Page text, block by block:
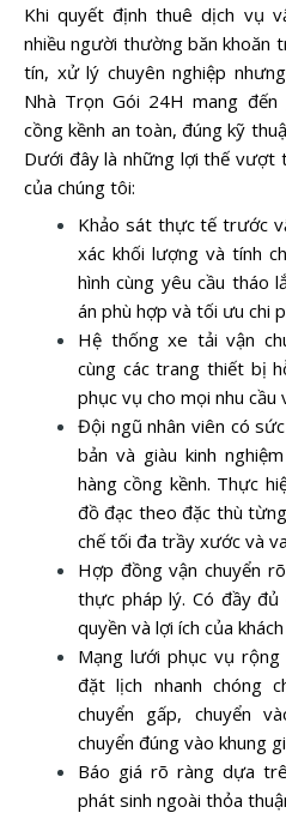
Khi quyết định thuê dịch vụ
nhiều người thường băn khoăn
tín, xử lý chuyên nghiệp
Nhà Trọn Gói 24H mang đến
cồng kềnh an toàn, đúng kỹ
Dưới đây là những lợi thế vượt
của chúng tôi:
Khảo sát thực tế trước
xác khối lượng và tính
hình cùng yêu cầu tháo
án phù hợp và tối ưu chi
Hệ thống xe tải vận
cùng các trang thiết bị
phục vụ cho mọi nhu cầu
Đội ngũ nhân viên có
bản và giàu kinh
hàng cồng kềnh. Thực
đồ đạc theo đặc thù
chế tối đa trầy xước và
Hợp đồng vận chuyển
thực pháp lý. Có đầy đủ
quyền và lợi ích của
Mạng lưới phục vụ
đặt lịch nhanh chóng
chuyển gấp, chuyển
chuyển đúng vào khung
Báo giá rõ ràng dựa
phát sinh ngoài thỏa